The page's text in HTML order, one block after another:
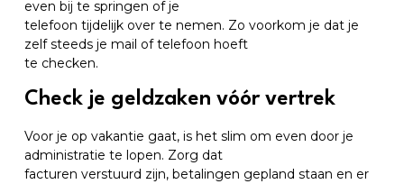
even bij te springen of je
telefoon tijdelijk over te nemen. Zo voorkom je dat je
zelf steeds je mail of telefoon hoeft
te checken.
Check je geldzaken vóór vertrek
Voor je op vakantie gaat, is het slim om even door je
administratie te lopen. Zorg dat
facturen verstuurd zijn, betalingen gepland staan en er